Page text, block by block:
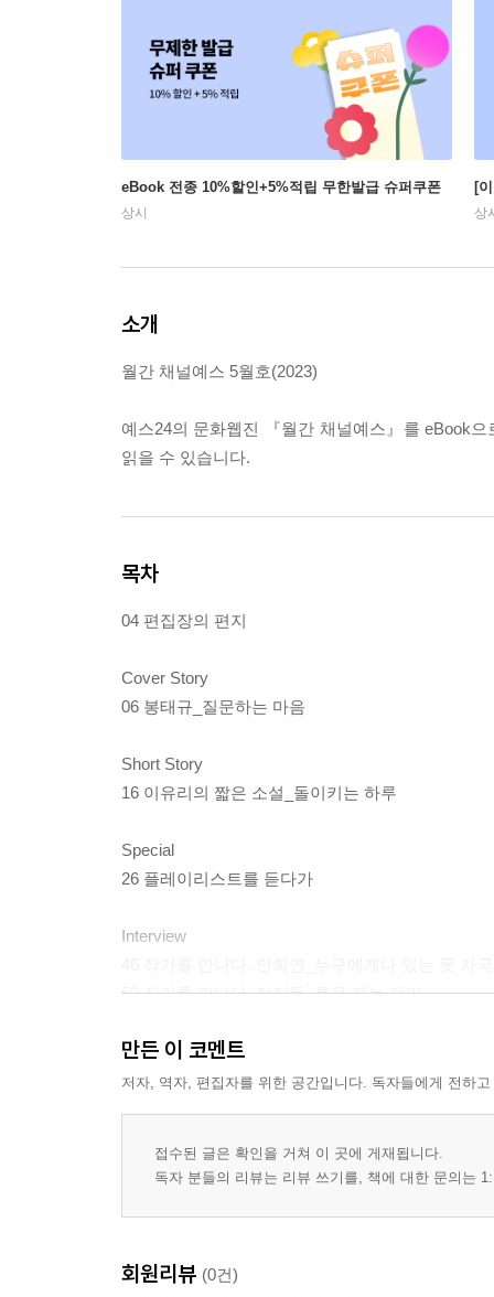
eBook 전종 10%할인+5%적립 무한발급 슈퍼쿠폰
상시
[
상
소개
월간 채널예스 5월호(2023)
예스24의 문화웹진 『월간 채널예스』를 eBook
읽을 수 있습니다.
목차
04 편집장의 편지
Cover Story
06 봉태규_질문하는 마음
Short Story
16 이유리의 짧은 소설_돌이키는 하루
Special
26 플레이리스트를 듣다가
Interview
50 작가를 만나다, 정지돈_틀을 깨는 재미
58 짓궂은 인터뷰, 이상헌_아주 초조하다
66 이훤의 한 발 느린 집사람_무리에 합류하기 위
74 조예은의 반짝이는 진열장_이상한 엄마들
82 무루가 읽은 그림책_『세상 모든 밤에』
만든 이 코멘트
저자, 역자, 편집자를 위한 공간입니다. 독자들에게 전하
접수된 글은 확인을 거쳐 이 곳에 게재됩니다.
독자 분들의 리뷰는 리뷰 쓰기를, 책에 대한 문의는
회원리뷰 (0건)